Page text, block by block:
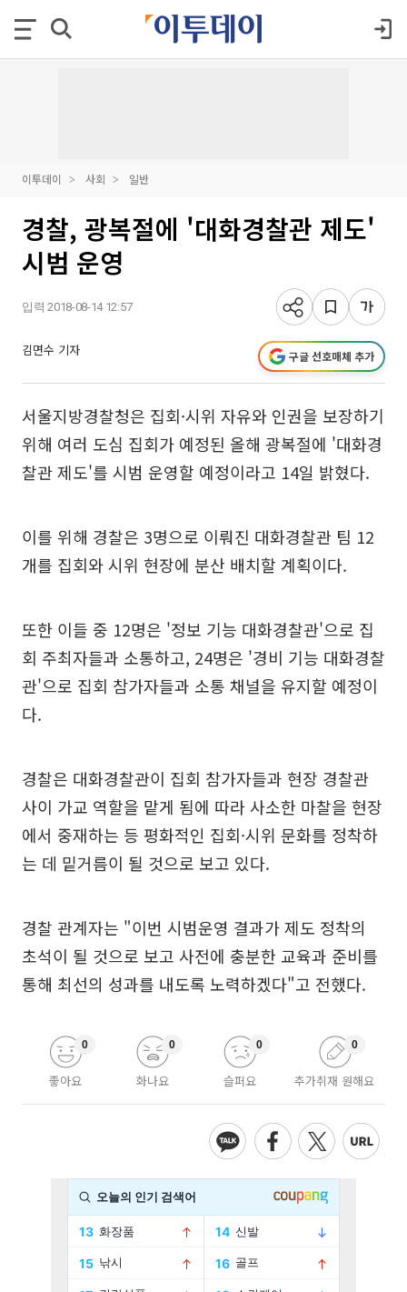
이투데이 사회 일반
경찰, 광복절에 '대화경찰관 제도'
시범 운영
입력 2018-08-14 12:57
김면수 기자 구글 선호매체 추가
서울지방경찰청은 집회·시위 자유와 인권을 보장하기
위해 여러 도심 집회가 예정된 올해 광복절에 '대화경
찰관 제도'를 시범 운영할 예정이라고 14일 밝혔다.
이를 위해 경찰은 3명으로 이뤄진 대화경찰관 팀 12
개를 집회와 시위 현장에 분산 배치할 계획이다.
또한 이들 중 12명은 '정보 기능 대화경찰관'으로 집
회 주최자들과 소통하고, 24명은 '경비 기능 대화경찰
관'으로 집회 참가자들과 소통 채널을 유지할 예정이
다.
경찰은 대화경찰관이 집회 참가자들과 현장 경찰관
사이 가교 역할을 맡게 됨에 따라 사소한 마찰을 현장
에서 중재하는 등 평화적인 집회·시위 문화를 정착하
는 데 밑거름이 될 것으로 보고 있다.
경찰 관계자는 "이번 시범운영 결과가 제도 정착의
초석이 될 것으로 보고 사전에 충분한 교육과 준비를
통해 최선의 성과를 내도록 노력하겠다"고 전했다.
좋아요
0
화나요
0
슬퍼요
0
추가취재 원해요
0